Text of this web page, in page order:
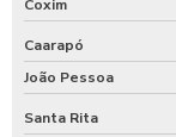
Coxim
Caarapó
João Pessoa
Santa Rita